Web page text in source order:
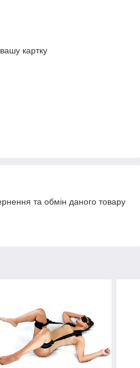
картку
та обмін даного товару